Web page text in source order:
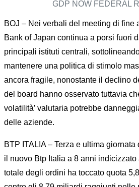
GDP NOW FEDERAL
BOJ – Nei verbali del meeting di fine
Bank of Japan continua a porsi fuori
principali istituti centrali,
mantenere una politica di stimolo
ancora fragile, nonostante il declino
del board hanno osservato tuttavia
volatilità’ valutaria potrebbe
delle aziende.
BTP ITALIA – Terza e ultima
il nuovo Btp Italia a 8 anni indicizzato
totale degli ordini ha toccato quota